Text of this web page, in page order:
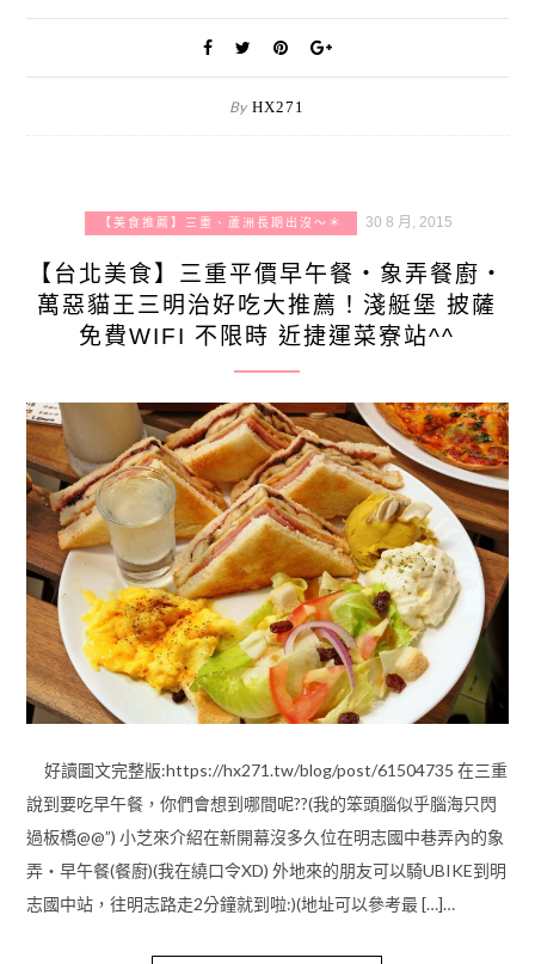
By HX271
【美食推薦】三重、蘆洲長期出沒～＊ 30 8 月, 2015
【台北美食】三重平價早午餐‧象弄餐廚‧
萬惡貓王三明治好吃大推薦！淺艇堡 披薩
免費WIFI 不限時 近捷運菜寮站^^
好讀圖文完整版:https://hx271.tw/blog/post/61504735 在三重
說到要吃早午餐，你們會想到哪間呢??(我的笨頭腦似乎腦海只閃
過板橋@@”) 小芝來介紹在新開幕沒多久位在明志國中巷弄內的象
弄‧早午餐(餐廚)(我在繞口令XD) 外地來的朋友可以騎UBIKE到明
志國中站，往明志路走2分鐘就到啦:)(地址可以參考最 […]…